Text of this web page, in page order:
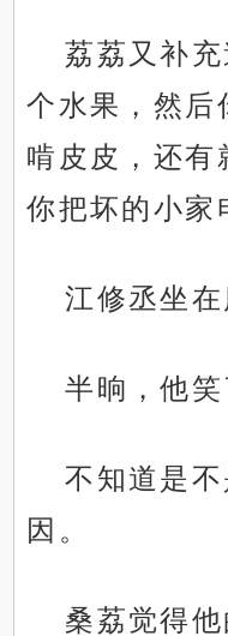
荔荔又补
个水果，然后
啃皮皮，还有
你把坏的小家
江修丞坐在
半晌，他笑
不知道是
因。
桑荔觉得